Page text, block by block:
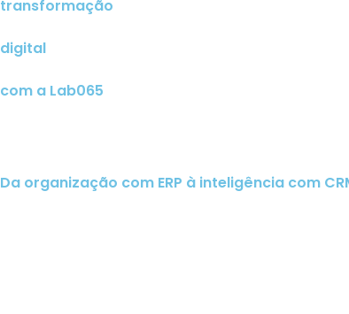
transformação
digital
com a Lab065
Da organização com ERP à inteligência com